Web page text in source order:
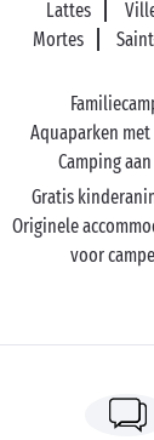
Lattes
Mortes
Aquaparken
Camping
Gratis
Originele
voor